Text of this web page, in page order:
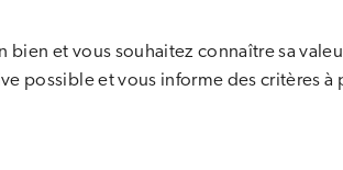
bien et vous souhaitez connaître sa
possible et vous informe des critères